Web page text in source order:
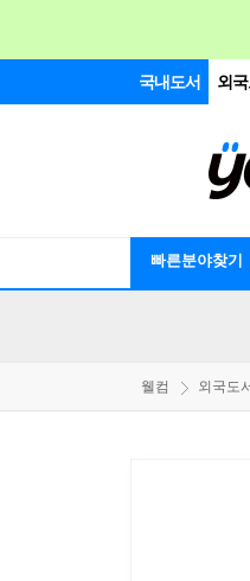
국내도서 외
빠른분야찾기
웰컴 외국도